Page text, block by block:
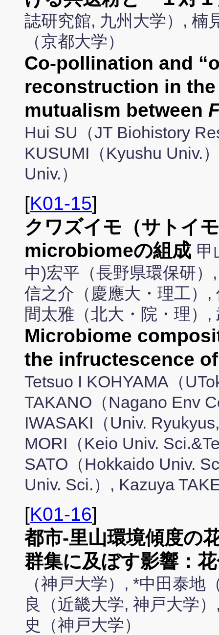
誌研究館, 九州大学）, 楠
（京都大学）
Co-pollination and
reconstruction in
mutualism between
Hui SU（JT Biohistory
KUSUMI（Kyushu Univ.
Univ.）
[K01-15]
クワズイモ（サトイ
microbiomeの組成 甲
中)宏平（長野県環保研
信之介（慶應大・理工）
間太雅（北大・院・理）
Microbiome
the infructescence
Tetsuo I KOHYAMA（
TAKANO（Nagano Env
IWASAKI（Univ.
MORI（Keio Univ.
SATO（Hokkaido Univ.
Univ. Sci.）, Kazuya
[K01-16]
都市-里山環境傾度の
群集に及ぼす影響：
（神戸大学）, *中田泰地
良（近畿大学, 神戸大学
史（神戸大学）